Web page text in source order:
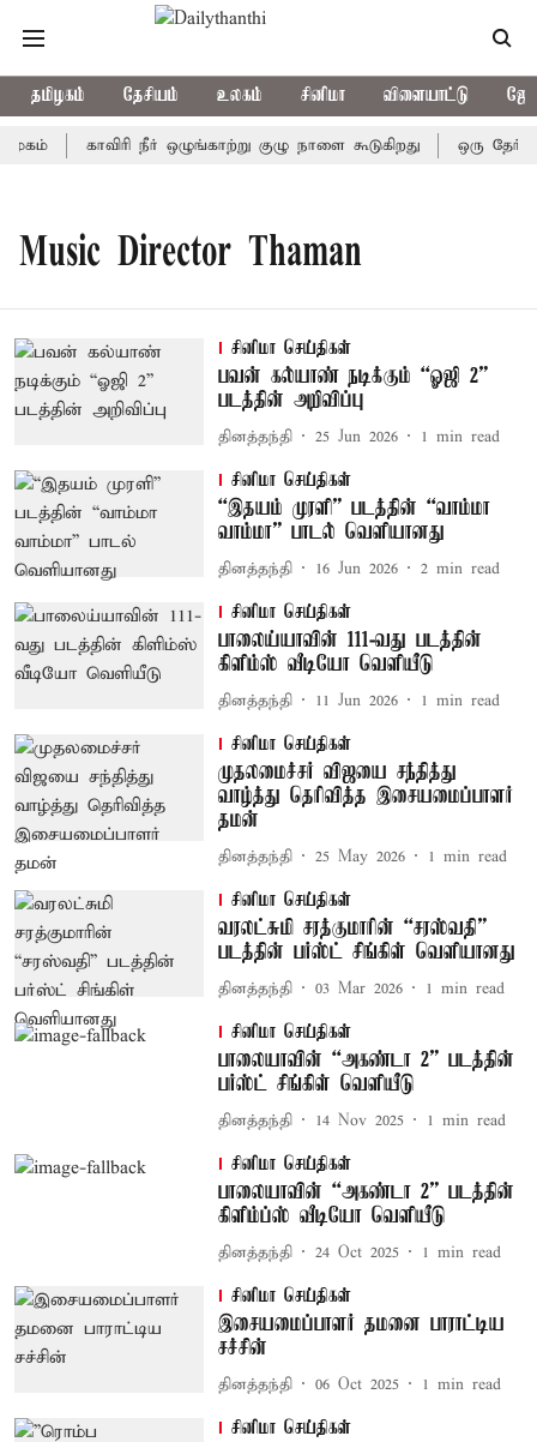
தமிழகம் தேசியம் உலகம் சினிமா விளையாட்டு
காவிரி நீர் ஒழுங்காற்று குழு நாளை கூடுகிறது ஒரு
Music Director Thaman
சினிமா செய்திகள்
பவன் கல்யாண் நடிக்கும் “ஓஜி 2”
படத்தின் அறிவிப்பு
தினத்தந்தி 25 Jun 2026 1 min read
சினிமா செய்திகள்
“இதயம் முரளி” படத்தின் “வாம்மா
வாம்மா” பாடல் வெளியானது
தினத்தந்தி 16 Jun 2026 2 min read
சினிமா செய்திகள்
பாலைய்யாவின் 111-வது படத்தின்
கிளிம்ஸ் வீடியோ வெளியீடு
தினத்தந்தி 11 Jun 2026 1 min read
சினிமா செய்திகள்
முதலமைச்சர் விஜயை சந்தித்து
வாழ்த்து தெரிவித்த இசையமைப்பாளர்
தமன்
தினத்தந்தி 25 May 2026 1 min read
சினிமா செய்திகள்
வரலட்சுமி சரத்குமாரின் “சரஸ்வதி”
படத்தின் பர்ஸ்ட் சிங்கிள் வெளியானது
தினத்தந்தி 03 Mar 2026 1 min read
சினிமா செய்திகள்
பாலையாவின் “அகண்டா 2” படத்தின்
பர்ஸ்ட் சிங்கிள் வெளியீடு
தினத்தந்தி 14 Nov 2025 1 min read
சினிமா செய்திகள்
பாலையாவின் “அகண்டா 2” படத்தின்
கிளிம்ப்ஸ் வீடியோ வெளியீடு
தினத்தந்தி 24 Oct 2025 1 min read
சினிமா செய்திகள்
இசையமைப்பாளர் தமனை பாராட்டிய
சச்சின்
தினத்தந்தி 06 Oct 2025 1 min read
சினிமா செய்திகள்